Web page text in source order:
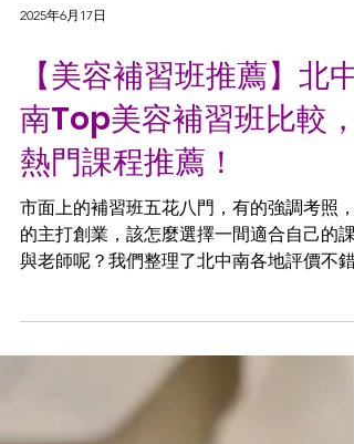
2025年6月17日
【美容補習班推薦】北中
南Top美容補習班比較，
熱門課程推薦！
市面上的補習班五花八門，有的強調考照，
布，幫助你鞏固目標，更快的在這條專業之